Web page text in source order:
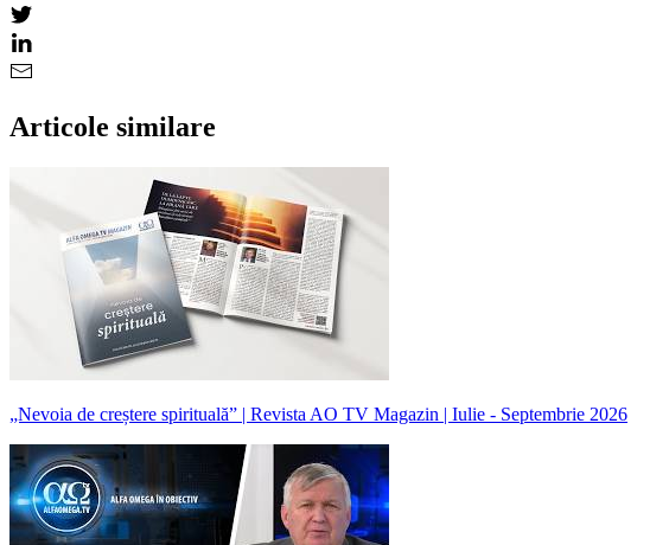
Articole similare
„Nevoia de creștere spirituală” | Revista AO TV Magazin | Iulie - Septembrie 2026